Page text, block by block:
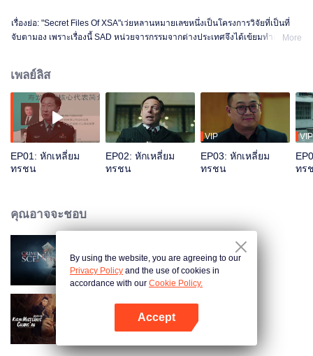
เรื่องย่อ: "Secret Files Of XSA"เว่ยหลานหมายเลขหนึ่งเป็นโครงการวิจัยที่เป็นที่
จับตามอง เพราะเรื่องนี้ SAD หน่วยจารกรรมจากต่างประเทศจึงได้เข้ยมทำลาย ซิว
ลงโทษไส้ศึกและหน่วยสอดแนม
More
เพลย์ลิส
EP01: หักเหลี่ยม
ทรชน
EP02: หักเหลี่ยม
ทรชน
VIP
EP03: หักเหลี่ยม
ทรชน
VIP
ทร
คุณอาจจะชอบ
ทีมสืบคดี ปิดบัญชีแค้น
แฟ้มคดีลับฉางอัน
By using the website, you are agreeing to our
Privacy Policy and the use of cookies in
accordance with our Cookie Policy.
Accept